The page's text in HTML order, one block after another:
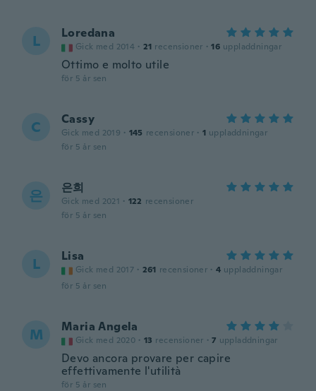
L Loredana
Gick med 2014 · 21 recensioner · 16 uppladdningar
Ottimo e molto utile
för 5 år sen
C Cassy
Gick med 2019 · 145 recensioner · 1 uppladdningar
för 5 år sen
은 은희
Gick med 2021 · 122 recensioner
för 5 år sen
L Lisa
Gick med 2017 · 261 recensioner · 4 uppladdningar
för 5 år sen
M Maria Angela
Gick med 2020 · 13 recensioner · 7 uppladdningar
Devo ancora provare per capire
effettivamente l'utilità
för 5 år sen